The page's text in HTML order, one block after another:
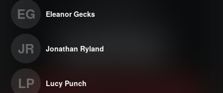
EG Eleanor Gecks
JR Jonathan Ryland
LP Lucy Punch